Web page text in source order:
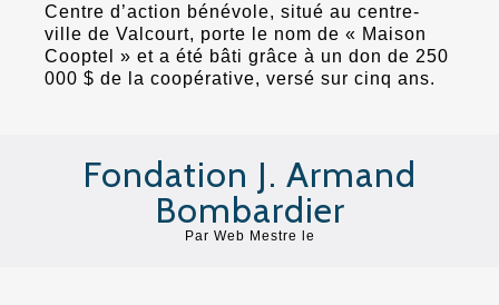
Centre d’action bénévole, situé au centre-
ville de Valcourt, porte le nom de « Maison
Cooptel » et a été bâti grâce à un don de 250
000 $ de la coopérative, versé sur cinq ans.
Fondation J. Armand
Bombardier
Par Web Mestre le